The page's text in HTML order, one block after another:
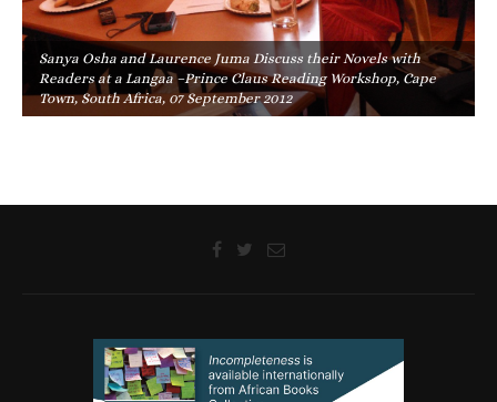
Sanya Osha and Laurence Juma Discuss their Novels with
Readers at a Langaa –Prince Claus Reading Workshop, Cape
Town, South Africa, 07 September 2012